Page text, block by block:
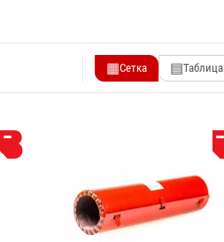
▦Сетка ▤Таблица